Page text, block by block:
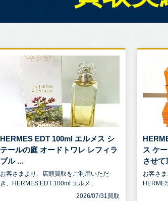
HERMES EDT 100ml エルメス シ
テールの庭 オードトワレ レフィラ
ブル ...
お客さまより、店頭買取をご利用いただ
き、HERMES EDT 100ml エルメ...
2026/07/31買取
ス ケ
させて
お客さ